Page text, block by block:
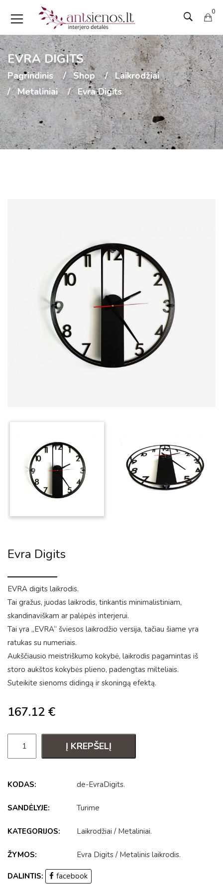
0
EVRA DIGITS
Pagrindinis Shop
Laikrodžiai
Metaliniai
Evra Digits
Evra Digits
EVRA digits laikrodis.
Tai gražus, juodas laikrodis, tinkantis minimalistiniam,
skandinaviškam ar palėpės interjerui.
Tai yra „EVRA“ šviesos laikrodžio versija, tačiau šiame yra
ratukas su numeriais.
Aukščiausio meistriškumo kokybė, laikrodis pagamintas iš
storo aukštos kokybės plieno, padengtas milteliais.
Suteikite sienoms didingą ir skoningą efektą.
167.12 €
Į KREPŠELĮ
KODAS: de-EvraDigits.
SANDĖLYJE: Turime
KATEGORIJOS: Laikrodžiai / Metaliniai.
ŽYMOS: Evra Digits / Metalinis laikrodis.
DALINTIS: facebook